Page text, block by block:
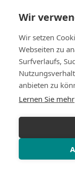
Wir
Wir setzen
Webseiten zu
Surfverlaufs,
anbieten zu
Lernen Sie mehr
Unternehmen
über uns
Anfahrt und
Karriere